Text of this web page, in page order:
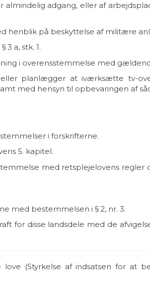
adgang, eller af
henblik på beskyttelse af militære
a, stk. 1.
i overensstemmelse med
planlægger at iværksætte tv-
med hensyn til opbevaringen af
i forskrifterne.
5. kapitel.
med retsplejelovens regler
med bestemmelsen i § 2, nr. 3.
for disse landsdele med de
(Styrkelse af indsatsen for at